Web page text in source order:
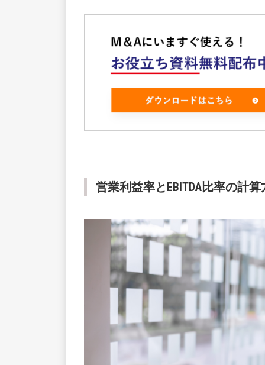
営業利益率とEBITDA比率の計算